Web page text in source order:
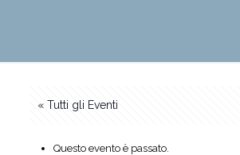
« Tutti gli Eventi
Questo evento è passato.